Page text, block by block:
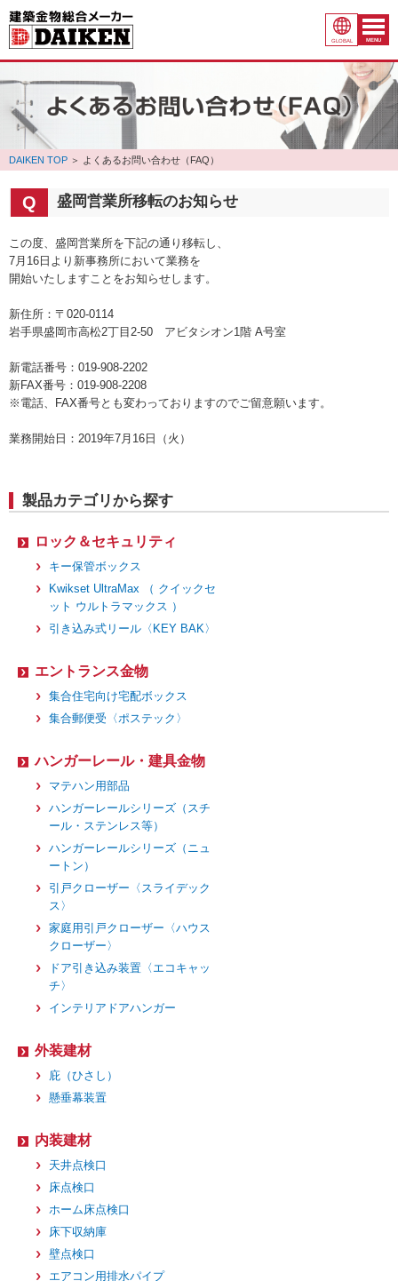
GLOBAL MENU
DAIKEN TOP ＞ よくあるお問い合わせ（FAQ）
盛岡営業所移転のお知らせ
この度、盛岡営業所を下記の通り移転し、
7月16日より新事務所において業務を
開始いたしますことをお知らせします。
新住所：〒020-0114
岩手県盛岡市高松2丁目2-50 アビタシオン1階 A号室
新電話番号：019-908-2202
新FAX番号：019-908-2208
※電話、FAX番号とも変わっておりますのでご留意願います。
業務開始日：2019年7月16日（火）
製品カテゴリから探す
ロック＆セキュリティ
キー保管ボックス
Kwikset UltraMax （ クイックセ
ット ウルトラマックス ）
引き込み式リール〈KEY BAK〉
エントランス金物
集合住宅向け宅配ボックス
集合郵便受〈ポステック〉
ハンガーレール・建具金物
マテハン用部品
ハンガーレールシリーズ（スチ
ール・ステンレス等）
ハンガーレールシリーズ（ニュ
ートン）
引戸クローザー〈スライデック
ス〉
家庭用引戸クローザー〈ハウス
クローザー〉
ドア引き込み装置〈エコキャッ
チ〉
インテリアドアハンガー
外装建材
庇（ひさし）
懸垂幕装置
内装建材
天井点検口
床点検口
ホーム床点検口
床下収納庫
壁点検口
エアコン用排水パイプ